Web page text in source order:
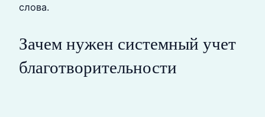
слова.
Зачем нужен системный учет
благотворительности